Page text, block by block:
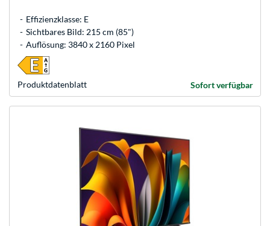
Effizienzklasse: E
Sichtbares Bild: 215 cm (85")
Auflösung: 3840 x 2160 Pixel
Produkt­datenblatt Sofort verfügbar